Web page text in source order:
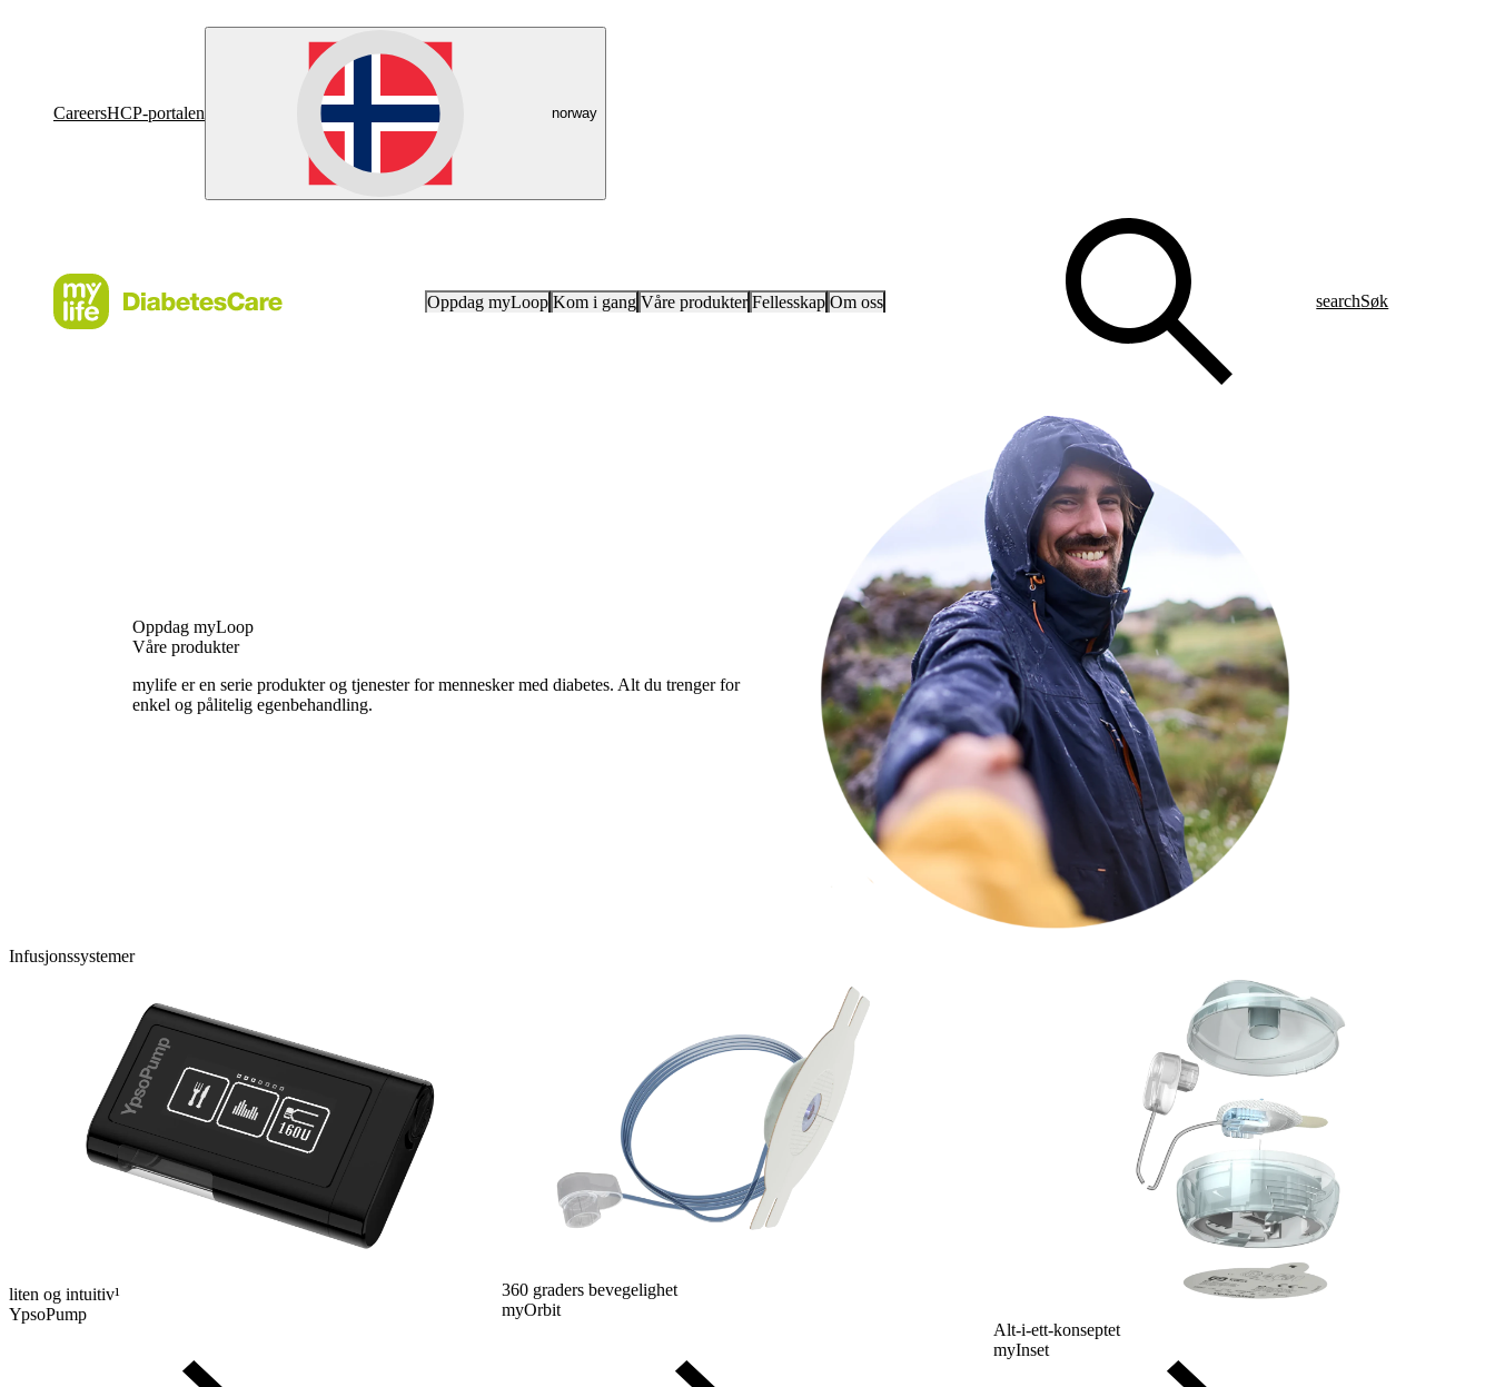
CareersHCP-portalen norway
Oppdag myLoop Kom i gang Våre produkter Fellesskap Om oss searchSøk
Oppdag myLoop
Våre produkter
mylife er en serie produkter og tjenester for mennesker med diabetes. Alt du trenger for
enkel og pålitelig egenbehandling.
Infusjonssystemer
liten og intuitiv¹
YpsoPump
360 graders bevegelighet
myOrbit
Alt-i-ett-konseptet
myInset